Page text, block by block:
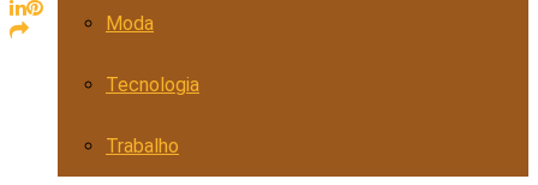
Moda
Tecnologia
Trabalho